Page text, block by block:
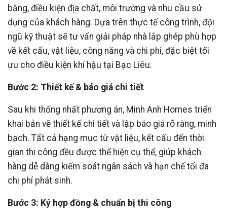
bằng, điều kiện địa chất, môi trường và nhu cầu sử
dụng của khách hàng. Dựa trên thực tế công trình, đội
ngũ kỹ thuật sẽ tư vấn giải pháp nhà lắp ghép phù hợp
về kết cấu, vật liệu, công năng và chi phí, đặc biệt tối
ưu cho điều kiện khí hậu tại Bạc Liêu.
Bước 2: Thiết kế & báo giá chi tiết
Sau khi thống nhất phương án, Minh Anh Homes triển
khai bản vẽ thiết kế chi tiết và lập báo giá rõ ràng, minh
bạch. Tất cả hạng mục từ vật liệu, kết cấu đến thời
gian thi công đều được thể hiện cụ thể, giúp khách
hàng dễ dàng kiểm soát ngân sách và hạn chế tối đa
chi phí phát sinh.
Bước 3: Ký hợp đồng & chuẩn bị thi công